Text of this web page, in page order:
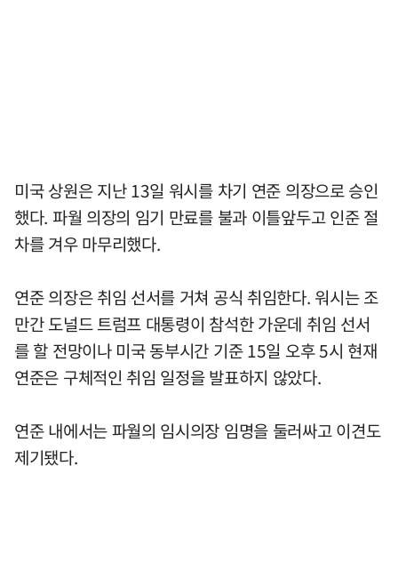
미국 상원은 지난 13일 워시를 차기 연준 의장으로 승인
했다. 파월 의장의 임기 만료를 불과 이틀앞두고 인준 절
차를 겨우 마무리했다.
연준 의장은 취임 선서를 거쳐 공식 취임한다. 워시는 조
만간 도널드 트럼프 대통령이 참석한 가운데 취임 선서
를 할 전망이나 미국 동부시간 기준 15일 오후 5시 현재
연준은 구체적인 취임 일정을 발표하지 않았다.
연준 내에서는 파월의 임시의장 임명을 둘러싸고 이견도
제기됐다.